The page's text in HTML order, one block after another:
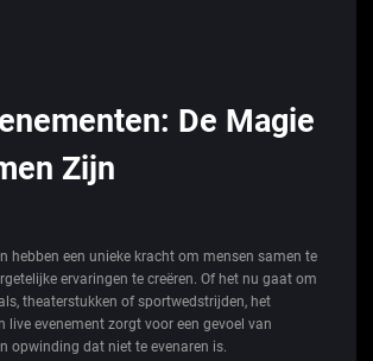
De Magie
Zijn
hebben een unieke kracht om mensen samen te
ervaringen te creëren. Of het nu gaat om
theaterstukken of sportwedstrijden, het
live evenement zorgt voor een gevoel van
opwinding dat niet te evenaren is.